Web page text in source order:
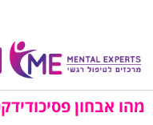
מהו אבחון